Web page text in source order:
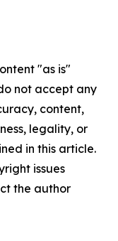
"as is"
not accept any
content,
legality, or
in this article.
issues
the author